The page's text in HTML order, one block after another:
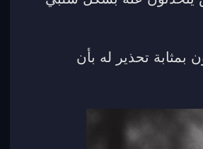
بمثابة تحذير له بأن